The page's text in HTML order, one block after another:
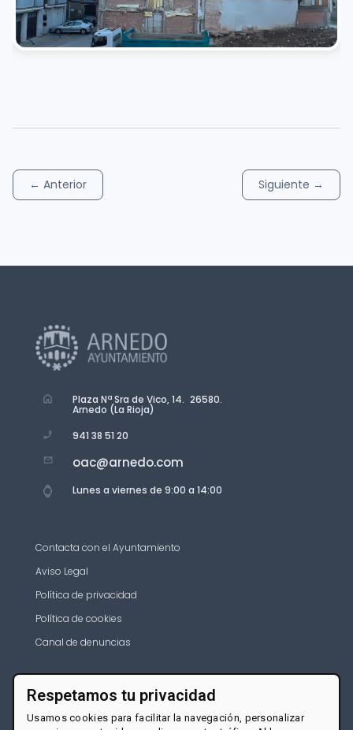
← Anterior Siguiente →
Plaza Nª Sra de Vico, 14. 26580.
Arnedo (La Rioja)
941 38 51 20
oac@arnedo.com
Lunes a viernes de 9:00 a 14:00
Contacta con el Ayuntamiento
Aviso Legal
Política de privacidad
Política de cookies
Canal de denuncias
Respetamos tu privacidad
Usamos cookies para facilitar la navegación, personalizar